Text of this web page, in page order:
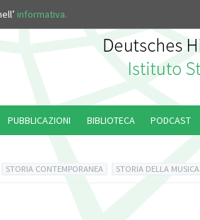
informativa.
STORIA CONTEMPORANEA STORIA DELLA MUSICA
PUBBLICAZIONI BIBLIOTECA PODCAST